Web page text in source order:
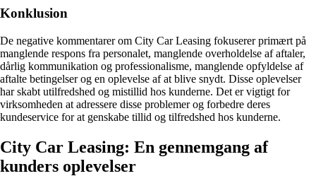
Konklusion
De negative kommentarer om City Car Leasing fokuserer primært på
manglende respons fra personalet, manglende overholdelse af aftaler,
dårlig kommunikation og professionalisme, manglende opfyldelse af
aftalte betingelser og en oplevelse af at blive snydt. Disse oplevelser
har skabt utilfredshed og mistillid hos kunderne. Det er vigtigt for
virksomheden at adressere disse problemer og forbedre deres
kundeservice for at genskabe tillid og tilfredshed hos kunderne.
City Car Leasing: En gennemgang af
kunders oplevelser